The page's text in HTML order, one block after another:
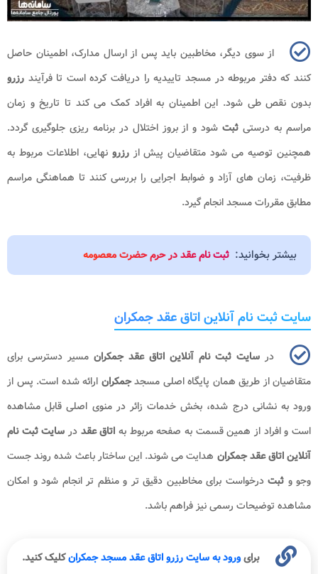
از سوی دیگر، مخاطبین باید پس از ارسال مدارک، اطمینان حاصل
کنند که دفتر مربوطه در مسجد تاییدیه را دریافت کرده است تا فرآیند رزرو
بدون نقص طی شود. این اطمینان به افراد کمک می کند تا تاریخ و زمان
مراسم به درستی ثبت شود و از بروز اختلال در برنامه ریزی جلوگیری گردد.
همچنین توصیه می شود متقاضیان پیش ازرزرونهایی، اطلاعات مربوط به
ظرفیت، زمان های آزاد و ضوابط اجرایی را بررسی کنند تا هماهنگی مراسم
مطابق مقررات مسجد انجام گیرد.
بیشتر بخوانید: ثبت نام عقد در حرم حضرت معصومه
سایت ثبت نام آنلاین اتاق عقد جمکران
در سایت ثبت نام آنلاین اتاق عقد جمکران مسیر دسترسی برای
متقاضیان از طریق همان پایگاه اصلی مسجدجمکران ارائه شده است. پس از
ورود به نشانی درج شده، بخش خدمات زائر در منوی اصلی قابل مشاهده
است و افراد از همین قسمت به صفحه مربوط به اتاق عقد در سایت ثبت نام
آنلاین اتاق عقد جمکران هدایت می شوند. این ساختار باعث شده روند جست
وجو و ثبتدرخواست برای مخاطبین دقیق تر و منظم تر انجام شود و امکان
مشاهده توضیحات رسمی نیز فراهم باشد.
برایورود به سایت رزرو اتاق عقد مسجد جمکرانکلیک کنید.